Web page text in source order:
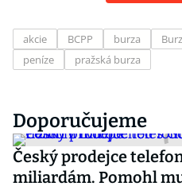
akcie BCPP burza
peníze
pražská burza
Doporučujeme
Český prodejce
miliardám. Pomohl